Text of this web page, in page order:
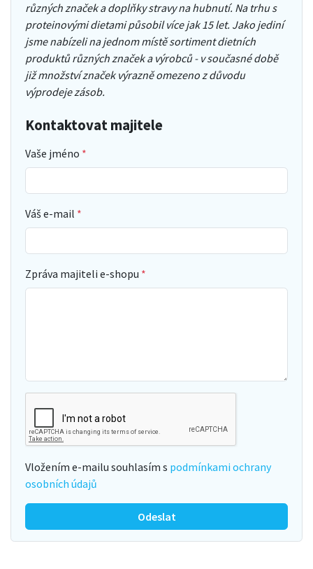
různých značek a doplňky stravy na hubnutí. Na trhu s
proteinovými dietami působil více jak 15 let. Jako jediní
jsme nabízeli na jednom místě sortiment dietních
produktů různých značek a výrobců - v současné době
již množství značek výrazně omezeno z důvodu
výprodeje zásob.
Kontaktovat majitele
Vaše jméno
Váš e-mail
Zpráva majiteli e-shopu
Vložením e-mailu souhlasím s podmínkami ochrany
osobních údajů
Odeslat